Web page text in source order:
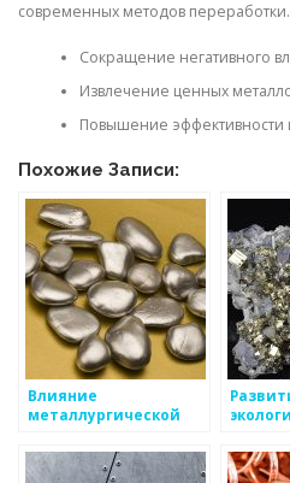
современных методов переработки.
Сокращение негативного
Извлечение ценных
Повышение эффективности
Похожие Записи:
Влияние
металлургической
окружающую среду